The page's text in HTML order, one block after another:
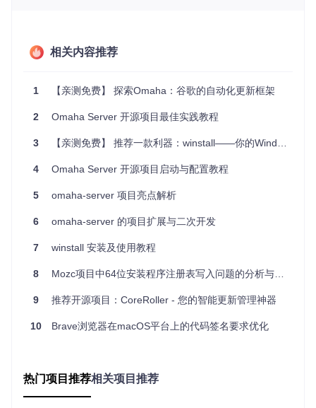
更新系统。
大型企业可以利用 Omaha 实现内部应用的自动化更新，确
跨平台软件供应商可以将其作为 Windows 平台上的更新解
有项目中变得简单。
的生产环境中证明了自己的可靠性。
可定制化
：Omaha 允许开发者根据自己的需求进行定
制，以适应特定的业务场景。
开源社区：通过开放源代码，Omaha 拥有一个活跃的开
加入 Omaha 社区，让你的软件更新管理变得更加高效和无
忧！只需遵循开发者设置指南 ，即可开启你的更新之旅。
Google Update for Windows
相关内容推荐
1 【亲测免费】 探索Omaha：谷歌的自动化更新框架
2 Omaha Server 开源项目最佳实践教程
3 【亲测免费】 推荐一款利器：winstall——你的Windows软件安装助手
4 Omaha Server 开源项目启动与配置教程
5 omaha-server 项目亮点解析
6 omaha-server 的项目扩展与二次开发
7 winstall 安装及使用教程
8 Mozc项目中64位安装程序注册表写入问题的分析与修复
9 推荐开源项目：CoreRoller - 您的智能更新管理神器
10 Brave浏览器在macOS平台上的代码签名要求优化
热门项目推荐相关项目推荐